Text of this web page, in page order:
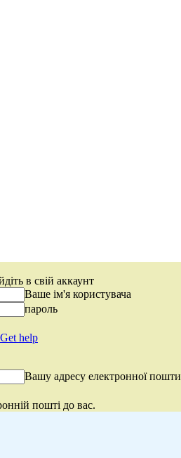
в свій аккаунт
Ваше ім'я користувача
пароль
help
Вашу адресу електронної пошти
пошті до вас.